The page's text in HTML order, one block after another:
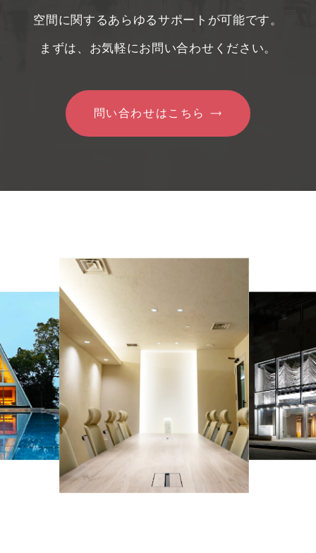
空間に関するあらゆるサポートが可能です。
まずは、お気軽にお問い合わせください。
問い合わせはこちら